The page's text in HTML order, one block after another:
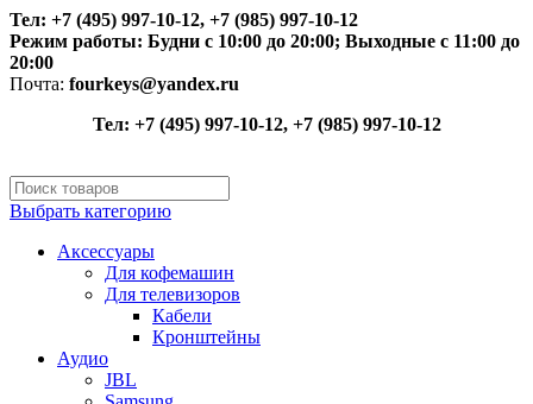
Тел: +7 (495) 997-10-12, +7 (985) 997-10-12
Режим работы: Будни с 10:00 до 20:00; Выходные с 11:00 до
20:00
Почта: fourkeys@yandex.ru
Тел: +7 (495) 997-10-12, +7 (985) 997-10-12
Выбрать категорию
Аксессуары
Для кофемашин
Для телевизоров
Кабели
Кронштейны
Аудио
JBL